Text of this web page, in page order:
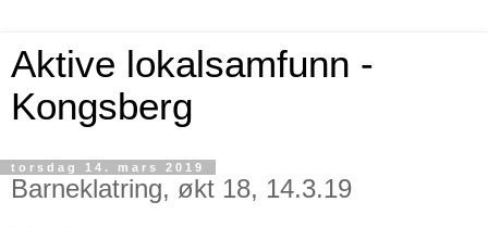
Aktive lokalsamfunn -
Kongsberg
torsdag 14. mars 2019
Barneklatring, økt 18, 14.3.19